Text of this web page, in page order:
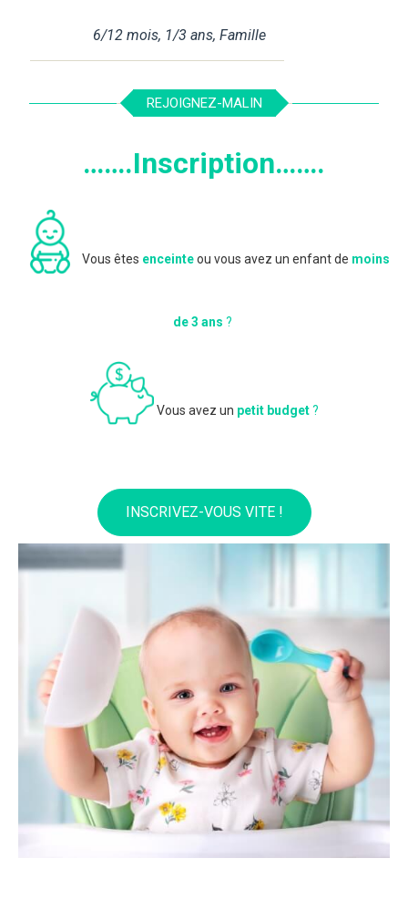
6/12 mois, 1/3 ans,Famille
REJOIGNEZ-MALIN
…….Inscription…….
Vous êtes enceinteou vous avez un enfant de moins
de 3 ans ?
Vous avez un petit budget?
INSCRIVEZ-VOUS VITE !